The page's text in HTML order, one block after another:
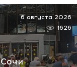
6 августа 2026
1626